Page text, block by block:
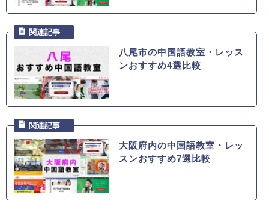
八尾市の中国語教室・レッス
ンおすすめ4選比較
大阪府内の中国語教室・レッ
スンおすすめ7選比較